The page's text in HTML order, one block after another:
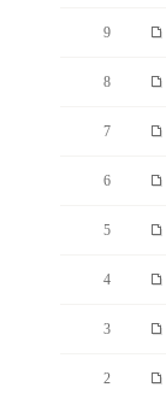
9
8
7
6
5
4
3
2